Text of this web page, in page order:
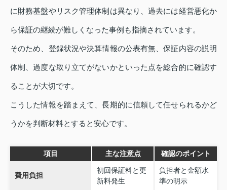
に財務基盤やリスク管理体制は異なり、過去には経営悪化か
ら保証の継続が難しくなった事例も指摘されています。
そのため、登録状況や決算情報の公表有無、保証内容の説明
体制、過度な取り立てがないかといった点を総合的に確認す
ることが大切です。
こうした情報を踏まえて、長期的に信頼して任せられるかど
うかを判断材料とすると安心です。
項目 主な注意点 確認のポイント
費用負担
初回保証料と更
新料発生
負担者と金額水
準の明示